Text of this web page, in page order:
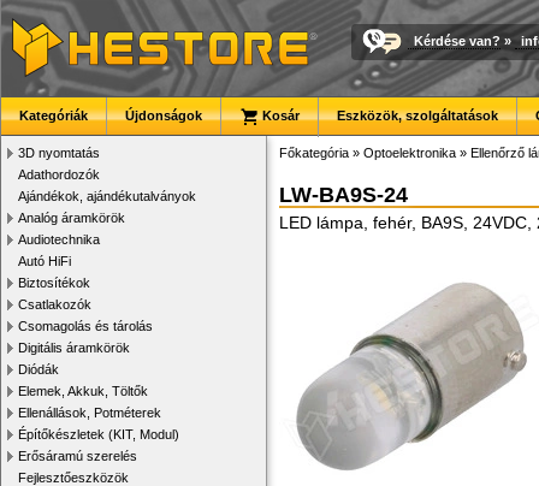
Kérdése van? »
Kategóriák Újdonságok Kosár Eszközök, szolgáltatások
3D nyomtatás
Adathordozók
Ajándékok, ajándékutalványok
Analóg áramkörök
Audiotechnika
Autó HiFi
Biztosítékok
Csatlakozók
Csomagolás és tárolás
Digitális áramkörök
Diódák
Elemek, Akkuk, Töltők
Ellenállások, Potméterek
Építőkészletek (KIT, Modul)
Erősáramú szerelés
Fejlesztőeszközök
Főkategória » Optoelektronika » Ellenőrző
LW-BA9S-24
LED lámpa, fehér, BA9S, 24VDC,